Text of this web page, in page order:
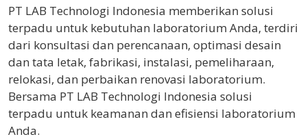
PT LAB Technologi Indonesia memberikan solusi
terpadu untuk kebutuhan laboratorium Anda, terdiri
dari konsultasi dan perencanaan, optimasi desain
dan tata letak, fabrikasi, instalasi, pemeliharaan,
relokasi, dan perbaikan renovasi laboratorium.
Bersama PT LAB Technologi Indonesia solusi
terpadu untuk keamanan dan efisiensi laboratorium
Anda.